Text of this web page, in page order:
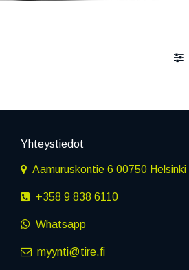
Yhteystiedot
Aamuruskontie 6 00750 Helsinki
+358 9 838 6110
Whatsapp
myynti@tire.fi